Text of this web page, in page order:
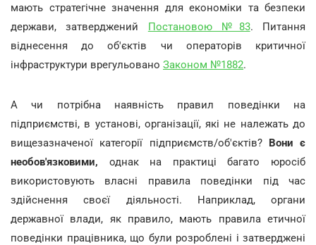
мають стратегічне значення для економіки та безпеки
держави, затверджений Постановою №83. Питання
віднесення до об'єктів чи операторів критичної
інфраструктури врегульовано Законом №1882.
А чи потрібна наявність правил поведінки на
підприємстві, в установі, організації, які не належать до
вищезазначеної категорії підприємств/об'єктів? Вони є
необов'язковими, однак на практиці багато юросіб
використовують власні правила поведінки під час
здійснення своєї діяльності. Наприклад, органи
державної влади, як правило, мають правила етичної
поведінки працівника, що були розроблені і затверджені